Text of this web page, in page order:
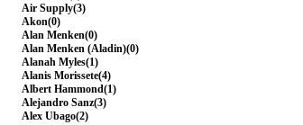
Air Supply(3)
Akon(0)
Alan Menken(0)
Alan Menken (Aladin)(0)
Alanah Myles(1)
Alanis Morissete(4)
Albert Hammond(1)
Alejandro Sanz(3)
Alex Ubago(2)